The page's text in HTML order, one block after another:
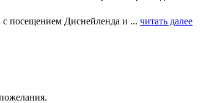
посещением Диснейленда и ... читать далее